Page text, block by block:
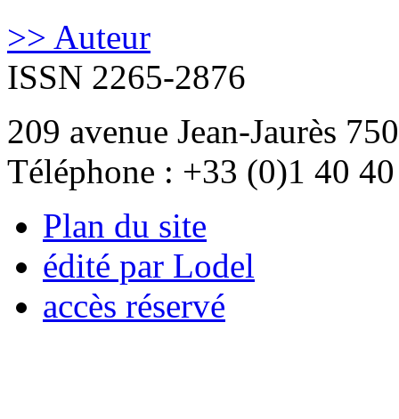
>> Auteur
ISSN 2265-2876
209 avenue Jean-Jaurès
Téléphone : +33 (0)1 40
Plan du site
édité par Lodel
accès réservé